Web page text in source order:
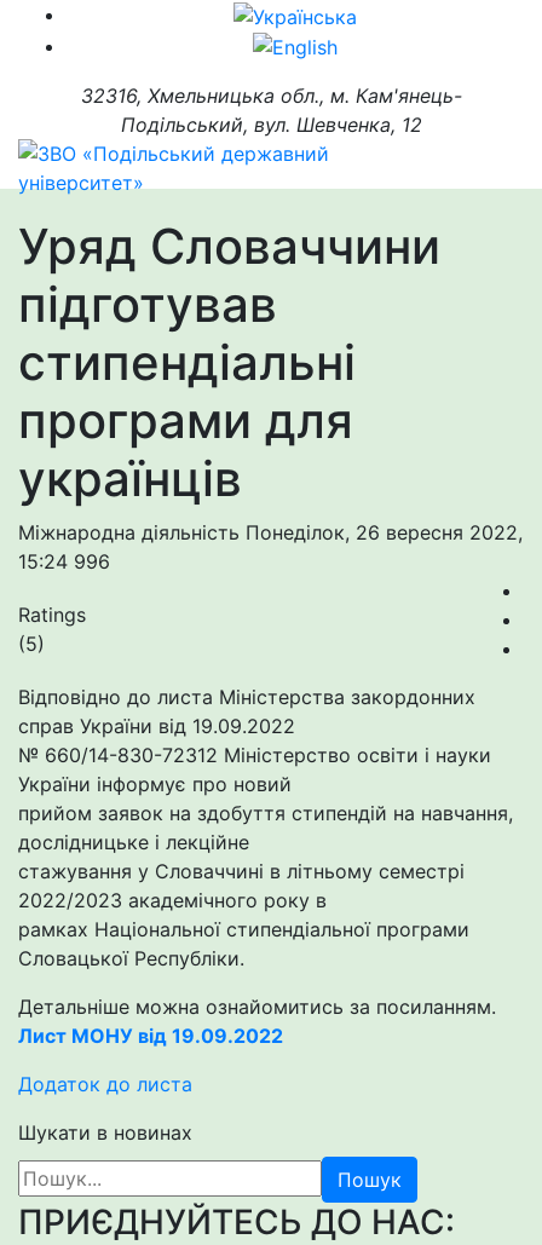
32316, Хмельницька обл., м. Кам'янець-
Подільський, вул. Шевченка, 12
Уряд Словаччини
підготував
стипендіальні
програми для
українців
Міжнародна діяльність Понеділок, 26 вересня 2022,
15:24 996
Ratings
(5)
Відповідно до листа Міністерства закордонних
справ України від 19.09.2022
№ 660/14-830-72312 Міністерство освіти і науки
України інформує про новий
прийом заявок на здобуття стипендій на навчання,
дослідницьке і лекційне
стажування у Словаччині в літньому семестрі
2022/2023 академічного року в
рамках Національної стипендіальної програми
Словацької Республіки.
Детальніше можна ознайомитись за посиланням.
Лист МОНУ від 19.09.2022
Додаток до листа
Шукати в новинах
Пошук
ПРИЄДНУЙТЕСЬ ДО НАС: